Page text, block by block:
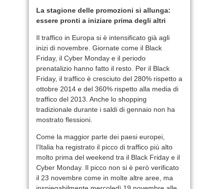
La stagione delle promozioni si allunga:
essere pronti a iniziare prima degli altri
Il traffico in Europa si è intensificato già agli
inizi di novembre. Giornate come il Black
Friday, il Cyber Monday e il periodo
prenatalizio hanno fatto il resto. Per il Black
Friday, il traffico è cresciuto del 280% rispetto a
ottobre 2014 e del 360% rispetto alla media di
traffico del 2013. Anche lo shopping
tradizionale durante i saldi di gennaio non ha
mostrato flessioni.
Come la maggior parte dei paesi europei,
l’Italia ha registrato il picco di traffico più alto
molto prima del weekend tra il Black Friday e il
Cyber Monday. Il picco non si è però verificato
il 23 novembre come in molte altre aree, ma